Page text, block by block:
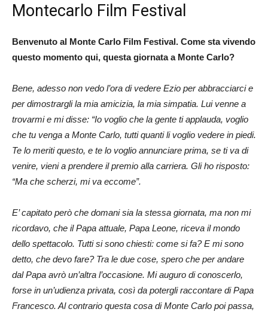
Montecarlo Film Festival
Benvenuto al Monte Carlo Film Festival. Come sta vivendo
questo momento qui, questa giornata a Monte Carlo?
Bene, adesso non vedo l’ora di vedere Ezio per abbracciarci e
per dimostrargli la mia amicizia, la mia simpatia. Lui venne a
trovarmi e mi disse: “Io voglio che la gente ti applauda, voglio
che tu venga a Monte Carlo, tutti quanti li voglio vedere in piedi.
Te lo meriti questo, e te lo voglio annunciare prima, se ti va di
venire, vieni a prendere il premio alla carriera. Gli ho risposto:
“Ma che scherzi, mi va eccome”.
E’ capitato però che domani sia la stessa giornata, ma non mi
ricordavo, che il Papa attuale, Papa Leone, riceva il mondo
dello spettacolo. Tutti si sono chiesti: come si fa? E mi sono
detto, che devo fare? Tra le due cose, spero che per andare
dal Papa avrò un’altra l’occasione. Mi auguro di conoscerlo,
forse in un’udienza privata, così da potergli raccontare di Papa
Francesco. Al contrario questa cosa di Monte Carlo poi passa,